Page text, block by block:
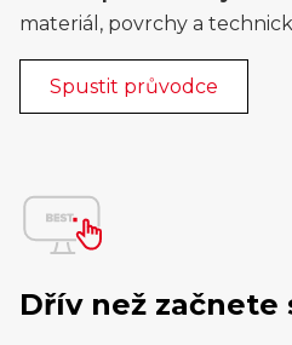
materiál, povrchy a
Spustit průvodce
Dřív než začnete